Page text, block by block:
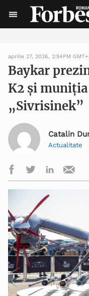
aprilie 27, 2026, 2:54PM
Baykar
K2 și
„Sivrisinek”
Catalin
Actualitate